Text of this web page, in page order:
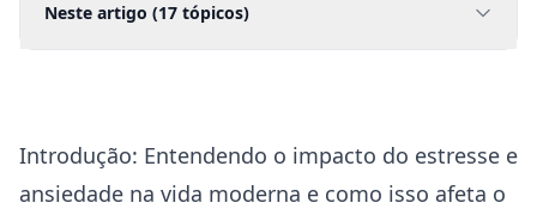
Neste artigo (17 tópicos)
Introdução: Entendendo o impacto do estresse e
ansiedade na vida moderna e como isso afeta o